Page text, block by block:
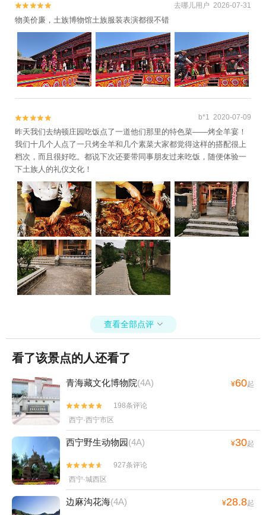

 去哪儿用户 2026-07-31
物美价廉，土族博物馆土族服装表演都很不错

 b*1 2020-07-09
昨天我们去纳顿庄园吃饭点了一道他们那里的特色菜——烤全羊宴！
我们十几个人点了一只烤全羊和几个素菜大家都觉得这样的搭配很上
档次，而且很好吃。都说下次还要带同事朋友过来吃饭，随便体验一
下土族人的礼仪文化！
查看全部点评 
看了该景点的人还看了
青海藏文化博物院(4A) ¥60起


198条评论
西宁·西宁市区
西宁野生动物园(4A) ¥30起


927条评论
西宁·城西区
边麻沟花海(4A) ¥28.8起